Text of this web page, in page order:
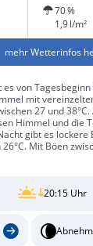
leichter Regen
70 %
1,9 l/m²
mehr Wetterinfos
es von
mit
27 und
Himmel und die
gibt es lockere
Mit Böen
20:15 Uhr